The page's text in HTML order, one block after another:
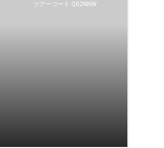
ツアーコード Q02NNW